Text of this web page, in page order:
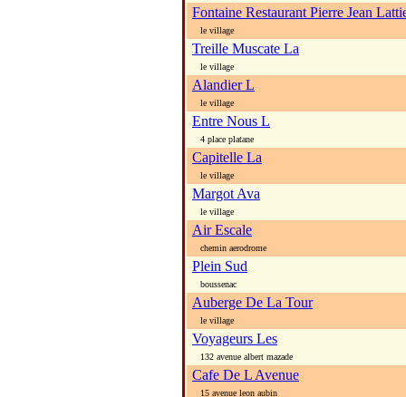
Fontaine Restaurant Pierre Jean
le village
Treille Muscate La
le village
Alandier L
le village
Entre Nous L
4 place platane
Capitelle La
le village
Margot Ava
le village
Air Escale
chemin aerodrome
Plein Sud
boussenac
Auberge De La Tour
le village
Voyageurs Les
132 avenue albert mazade
Cafe De L Avenue
15 avenue leon aubin